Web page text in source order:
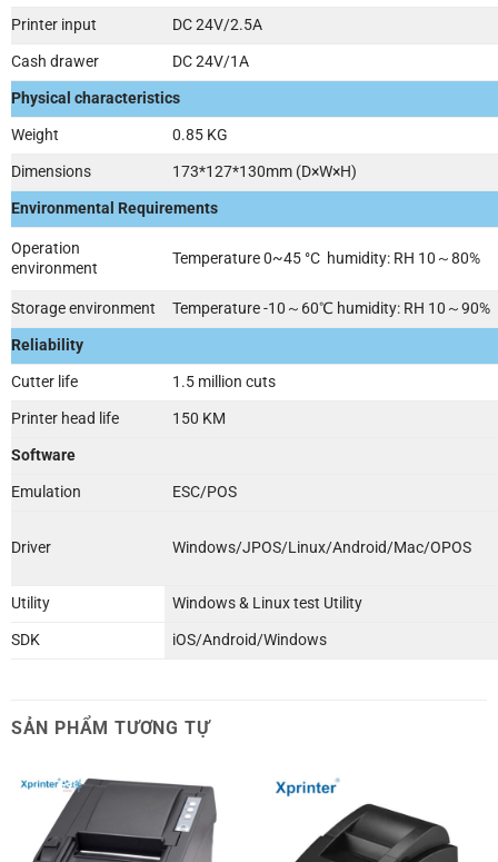
Printer input
DC 24V/2.5A
Cash drawer
DC 24V/1A
Physical characteristics
Weight
0.85 KG
Dimensions
173*127*130mm (D×W×H)
Environmental Requirements
Operation
environment
Temperature 0~45 °C humidity: RH 10～80%
Storage environment
Temperature -10～60℃ humidity: RH 10～90%
Reliability
Cutter life
1.5 million cuts
Printer head life
150 KM
Software
Emulation
ESC/POS
Driver Windows/JPOS/Linux/Android/Mac/OPOS
Utility
Windows & Linux test Utility
SDK
iOS/Android/Windows
SẢN PHẨM TƯƠNG TỰ